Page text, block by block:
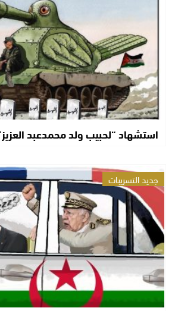
استشهاد “لحبيب ولد محمدعبد
جديد التسريبات